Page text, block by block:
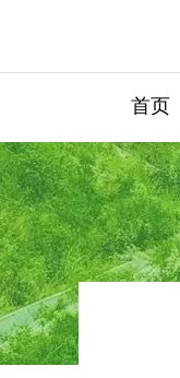
首页